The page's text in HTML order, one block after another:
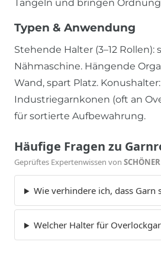
Tangeln und bringen
Typen & Anwendung
Stehende Halter (3–12 Rollen):
Nähmaschine. Hängende
Wand, spart Platz.
Industriegarnkonen (oft an
für sortierte Aufbewahrung.
Häufige Fragen zu
Geprüftes Expertenwissen von
Wie verhindere ich, dass Garn
Welcher Halter für